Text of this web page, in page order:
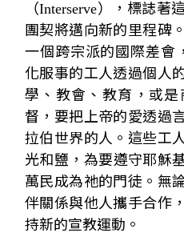
（Interserve）
，標誌著
團契將邁向新的里程碑
一個跨宗派的國際差會
化服事的工人透過個人
學、教會、教育，或
督，要把上帝的愛透過
拉伯世界的人。這些工
光和鹽，為要遵守耶
萬民成為祂的門徒。無
伴關係與他人攜手合作
持新的宣教運動。